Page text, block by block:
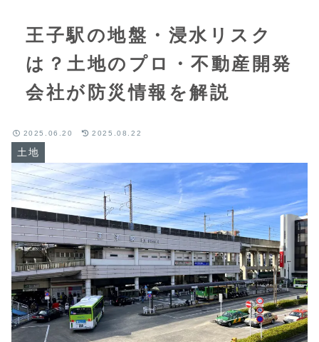
王子駅の地盤・浸水リスク
は？土地のプロ・不動産開発
会社が防災情報を解説
土地
2025.06.20 2025.08.22